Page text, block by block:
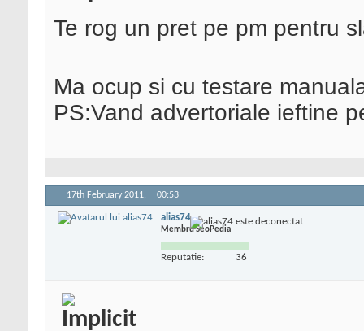
Te rog un pret pe pm pentru
Ma ocup si cu testare
PS:Vand advertoriale ieftine
17th February 2011, 00:53
alias74
Membru SeoPedia
Reputatie: 36